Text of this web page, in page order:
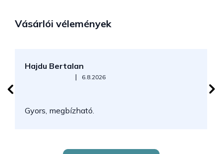
Vásárlói vélemények
Hajdu Bertalan
Az áruház értékelése 5-ből 5 csillag.
| 6.8.2026
Gyors, megbízható.